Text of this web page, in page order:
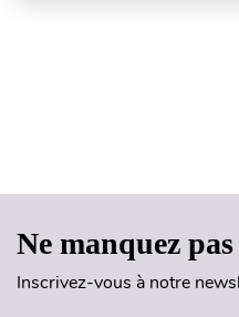
Ne manquez
Inscrivez-vous à notre